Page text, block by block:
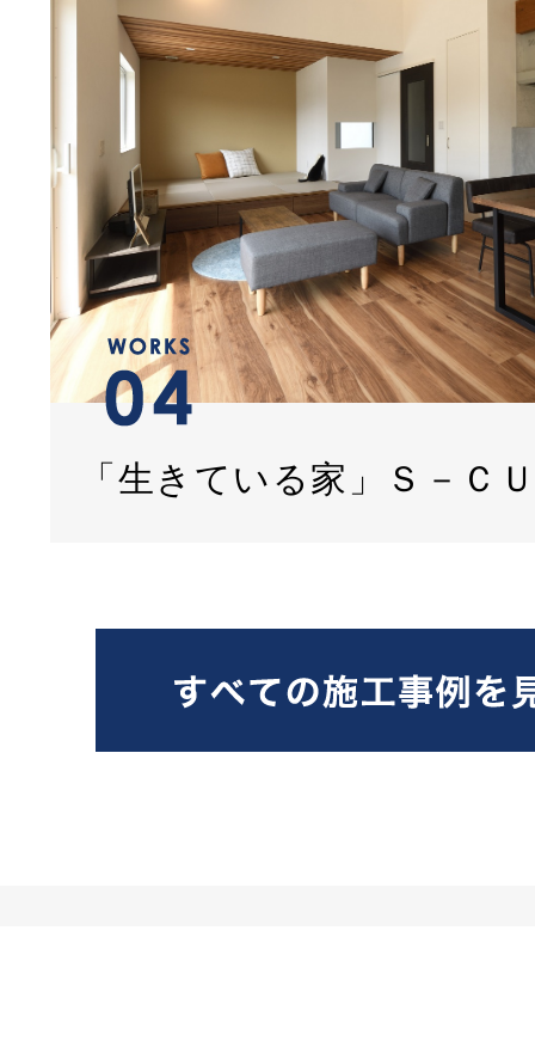
「生きている家」Ｓ－Ｃ